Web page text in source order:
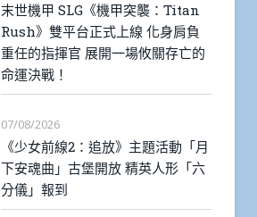
末世機甲 SLG《機甲突襲：Titan
Rush》雙平台正式上線 化身肩負
重任的指揮官 展開一場攸關存亡的
命運決戰！
07/08/2026
《少女前線2：追放》主題活動「月
下安魂曲」古堡開放 精英人形「六
分儀」報到